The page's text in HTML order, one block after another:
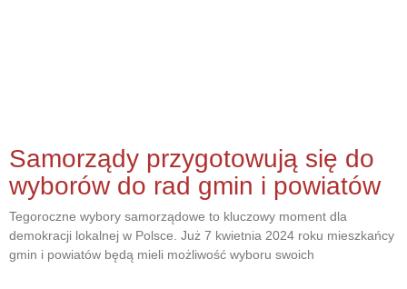
Samorządy przygotowują się do
wyborów do rad gmin i powiatów
Tegoroczne wybory samorządowe to kluczowy moment dla
demokracji lokalnej w Polsce. Już 7 kwietnia 2024 roku mieszkańcy
gmin i powiatów będą mieli możliwość wyboru swoich